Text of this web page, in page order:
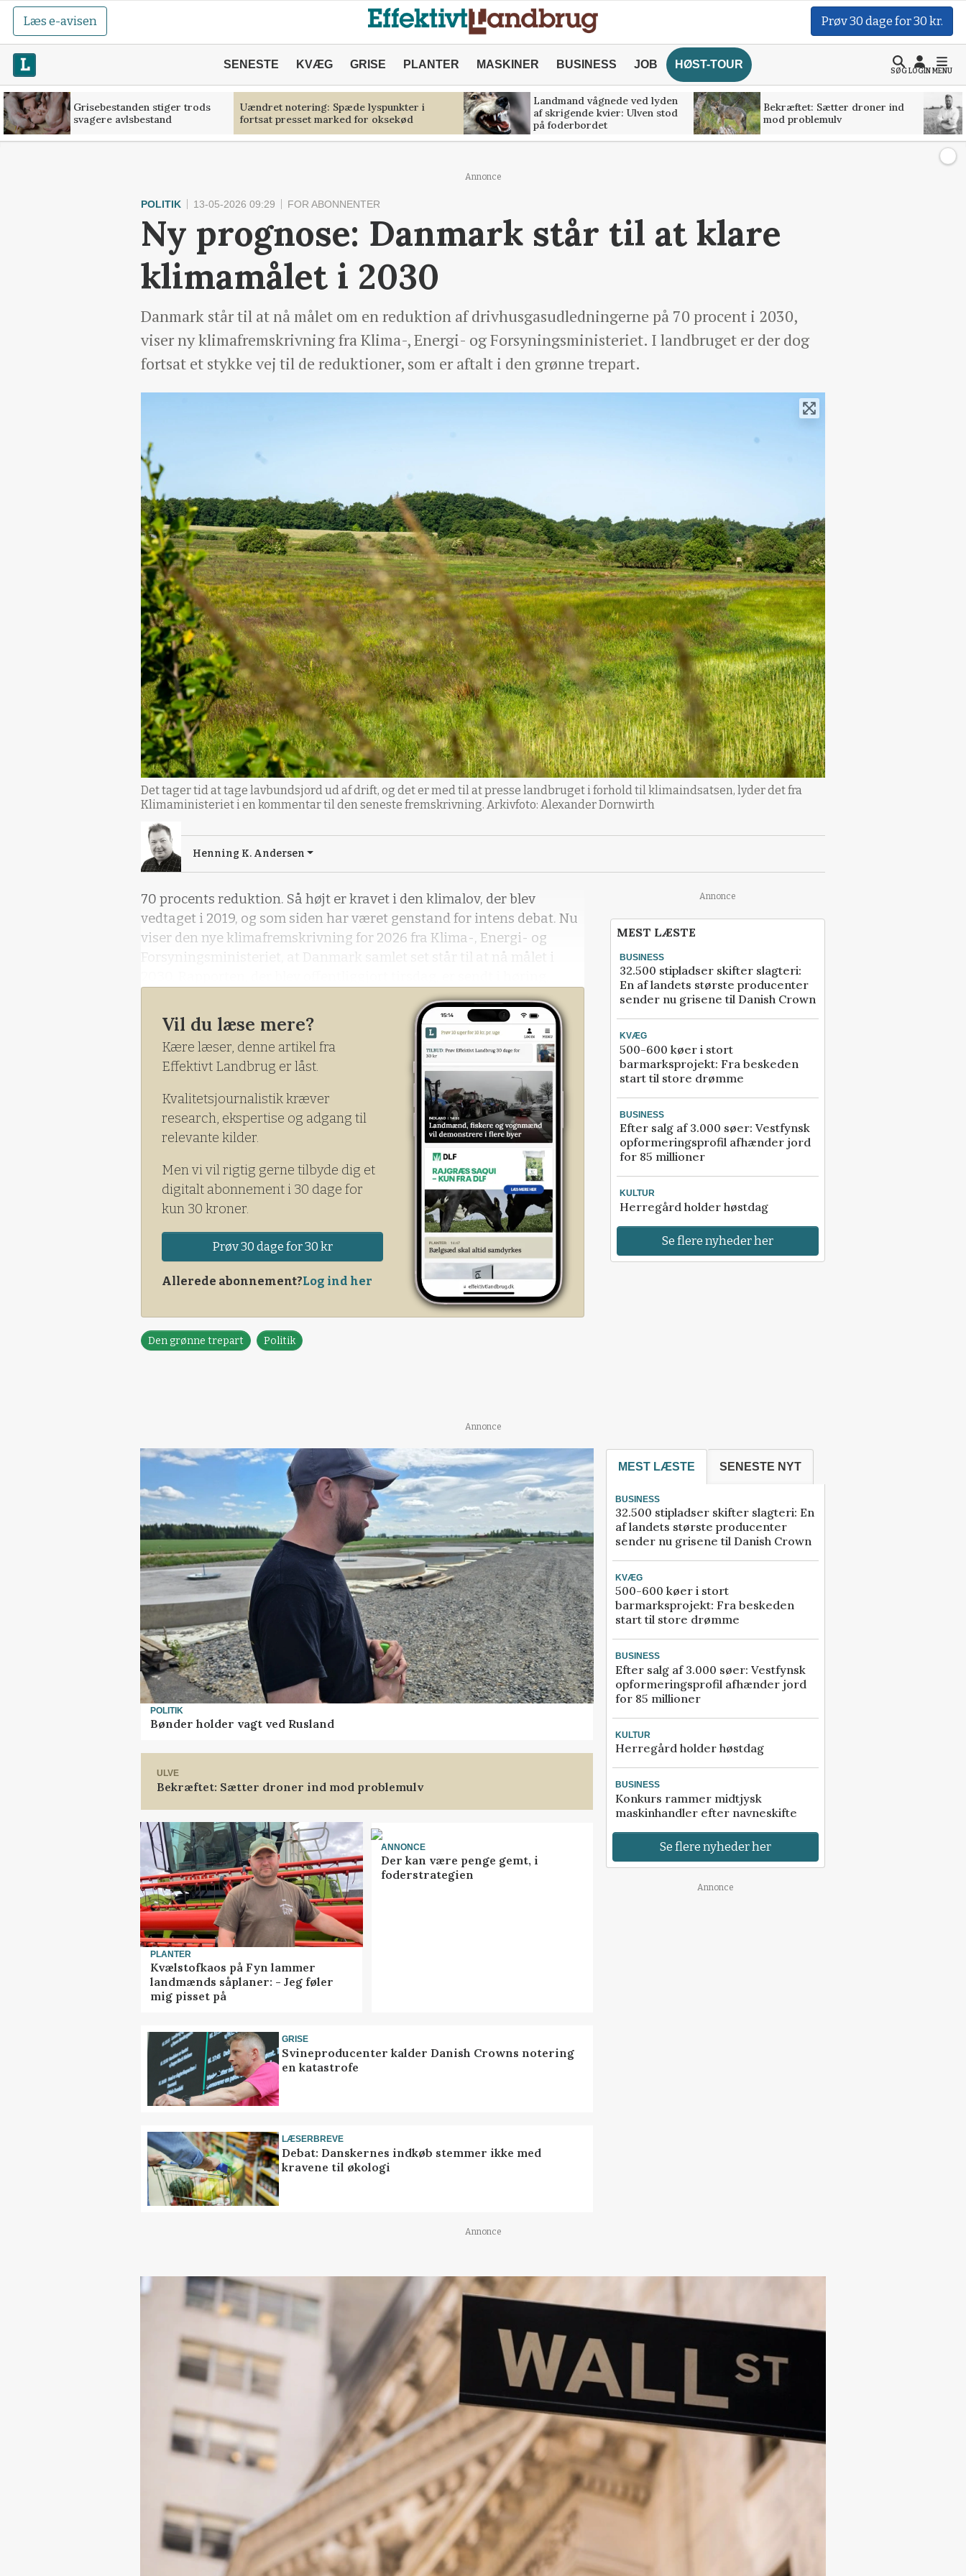
Læs e-avisen Prøv 30 dage for 30 kr.
SENESTE KVÆG GRISE PLANTER MASKINER BUSINESS JOB HØST-TOUR
SØGLOGINMENU
Grisebestanden stiger trods
svagere avlsbestand
Uændret notering: Spæde lyspunkter i
fortsat presset marked for oksekød
Landmand vågnede ved lyden
af skrigende kvier: Ulven stod
på foderbordet
Bekræftet: Sætter droner ind
mod problemulv
Annonce
POLITIK 13-05-2026 09:29 FOR ABONNENTER
Ny prognose: Danmark står til at klare
klimamålet i 2030
Danmark står til at nå målet om en reduktion af drivhusgasudledningerne på 70 procent i 2030,
viser ny klimafremskrivning fra Klima-, Energi- og Forsyningsministeriet. I landbruget er der dog
fortsat et stykke vej til de reduktioner, som er aftalt i den grønne trepart.
Det tager tid at tage lavbundsjord ud af drift, og det er med til at presse landbruget i forhold til klimaindsatsen, lyder det fra
Klimaministeriet i en kommentar til den seneste fremskrivning. Arkivfoto: Alexander Dornwirth
Henning K. Andersen
70 procents reduktion. Så højt er kravet i den klimalov, der blev
vedtaget i 2019, og som siden har været genstand for intens debat. Nu
viser den nye klimafremskrivning for 2026 fra Klima-, Energi- og
Forsyningsministeriet, at Danmark samlet set står til at nå målet i
Vil du læse mere?
Kære læser, denne artikel fra
Effektivt Landbrug er låst.
Kvalitetsjournalistik kræver
research, ekspertise og adgang til
relevante kilder.
Men vi vil rigtig gerne tilbyde dig et
digitalt abonnement i 30 dage for
kun 30 kroner.
Prøv 30 dage for 30 kr
Allerede abonnement?Log ind her
Den grønne trepart Politik
Annonce
MEST LÆSTE
BUSINESS
32.500 stipladser skifter slagteri:
En af landets største producenter
sender nu grisene til Danish Crown
KVÆG
500-600 køer i stort
barmarksprojekt: Fra beskeden
start til store drømme
BUSINESS
Efter salg af 3.000 søer: Vestfynsk
opformeringsprofil afhænder jord
for 85 millioner
KULTUR
Herregård holder høstdag
Se flere nyheder her
Annonce
POLITIK
Bønder holder vagt ved Rusland
ULVE
Bekræftet: Sætter droner ind mod problemulv
PLANTER
Kvælstofkaos på Fyn lammer
landmænds såplaner: - Jeg føler
mig pisset på
ANNONCE
Der kan være penge gemt, i
foderstrategien
GRISE
Svineproducenter kalder Danish Crowns notering
en katastrofe
LÆSERBREVE
Debat: Danskernes indkøb stemmer ikke med
kravene til økologi
MEST LÆSTE SENESTE NYT
BUSINESS
32.500 stipladser skifter slagteri: En
af landets største producenter
sender nu grisene til Danish Crown
KVÆG
500-600 køer i stort
barmarksprojekt: Fra beskeden
start til store drømme
BUSINESS
Efter salg af 3.000 søer: Vestfynsk
opformeringsprofil afhænder jord
for 85 millioner
KULTUR
Herregård holder høstdag
BUSINESS
Konkurs rammer midtjysk
maskinhandler efter navneskifte
Se flere nyheder her
Annonce
Annonce